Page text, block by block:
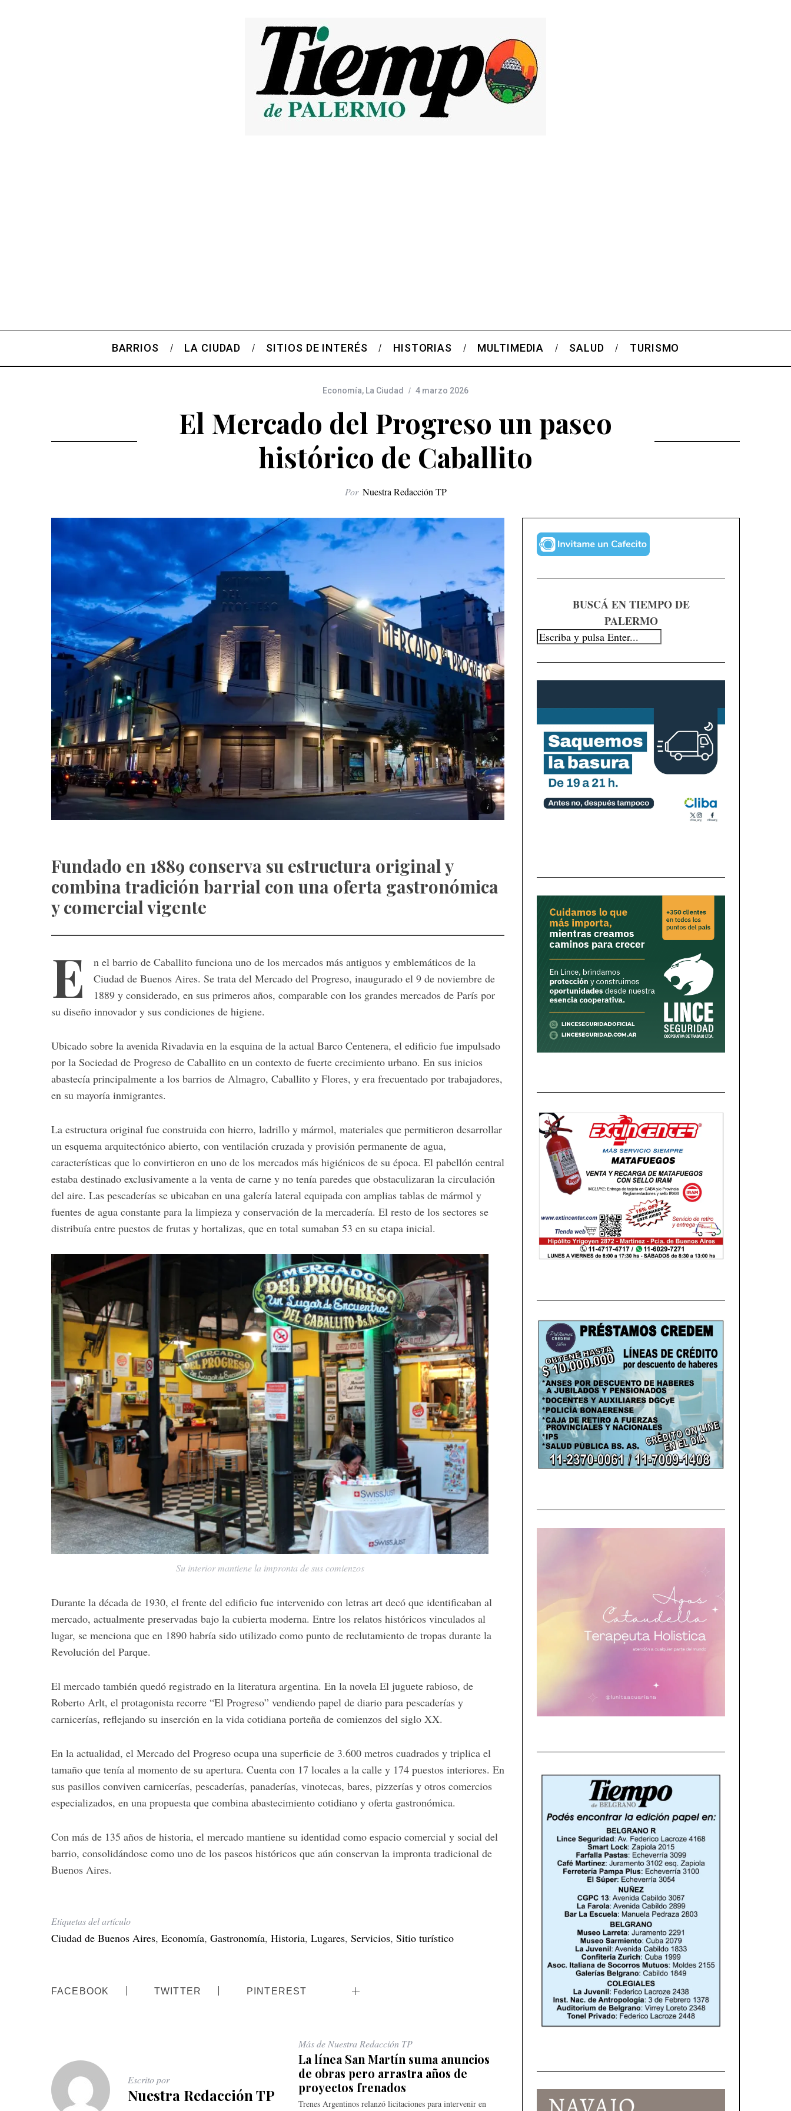
BARRIOS LA CIUDAD SITIOS DE INTERÉS HISTORIAS MULTIMEDIA SALUD TURISMO
Economía, La Ciudad 4 marzo 2026
El Mercado del Progreso un paseo
histórico de Caballito
Por Nuestra Redacción TP
Fundado en 1889 conserva su estructura original y
combina tradición barrial con una oferta gastronómica
y comercial vigente
E
n el barrio de Caballito funciona uno de los mercados más antiguos y emblemáticos de la
Ciudad de Buenos Aires. Se trata del Mercado del Progreso, inaugurado el 9 de noviembre de
1889 y considerado, en sus primeros años, comparable con los grandes mercados de París por
su diseño innovador y sus condiciones de higiene.
Ubicado sobre la avenida Rivadavia en la esquina de la actual Barco Centenera, el edificio fue impulsado
por la Sociedad de Progreso de Caballito en un contexto de fuerte crecimiento urbano. En sus inicios
abastecía principalmente a los barrios de Almagro, Caballito y Flores, y era frecuentado por trabajadores,
en su mayoría inmigrantes.
La estructura original fue construida con hierro, ladrillo y mármol, materiales que permitieron desarrollar
un esquema arquitectónico abierto, con ventilación cruzada y provisión permanente de agua,
características que lo convirtieron en uno de los mercados más higiénicos de su época. El pabellón central
estaba destinado exclusivamente a la venta de carne y no tenía paredes que obstaculizaran la circulación
del aire. Las pescaderías se ubicaban en una galería lateral equipada con amplias tablas de mármol y
fuentes de agua constante para la limpieza y conservación de la mercadería. El resto de los sectores se
distribuía entre puestos de frutas y hortalizas, que en total sumaban 53 en su etapa inicial.
Su interior mantiene la impronta de sus comienzos
Durante la década de 1930, el frente del edificio fue intervenido con letras art decó que identificaban al
mercado, actualmente preservadas bajo la cubierta moderna. Entre los relatos históricos vinculados al
lugar, se menciona que en 1890 habría sido utilizado como punto de reclutamiento de tropas durante la
Revolución del Parque.
El mercado también quedó registrado en la literatura argentina. En la novela El juguete rabioso, de
Roberto Arlt, el protagonista recorre “El Progreso” vendiendo papel de diario para pescaderías y
carnicerías, reflejando su inserción en la vida cotidiana porteña de comienzos del siglo XX.
En la actualidad, el Mercado del Progreso ocupa una superficie de 3.600 metros cuadrados y triplica el
tamaño que tenía al momento de su apertura. Cuenta con 17 locales a la calle y 174 puestos interiores. En
sus pasillos conviven carnicerías, pescaderías, panaderías, vinotecas, bares, pizzerías y otros comercios
especializados, en una propuesta que combina abastecimiento cotidiano y oferta gastronómica.
Con más de 135 años de historia, el mercado mantiene su identidad como espacio comercial y social del
barrio, consolidándose como uno de los paseos históricos que aún conservan la impronta tradicional de
Buenos Aires.
Etiquetas del artículo
Ciudad de Buenos Aires, Economía, Gastronomía, Historia, Lugares, Servicios, Sitio turístico
FACEBOOK TWITTER PINTEREST
Escrito por
Nuestra Redacción TP
Más de Nuestra Redacción TP
La línea San Martín suma anuncios
de obras pero arrastra años de
proyectos frenados
Trenes Argentinos relanzó licitaciones para intervenir en
BUSCÁ EN TIEMPO DE
PALERMO
e
c
h
f
: